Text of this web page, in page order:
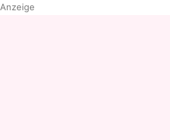
Anzeige